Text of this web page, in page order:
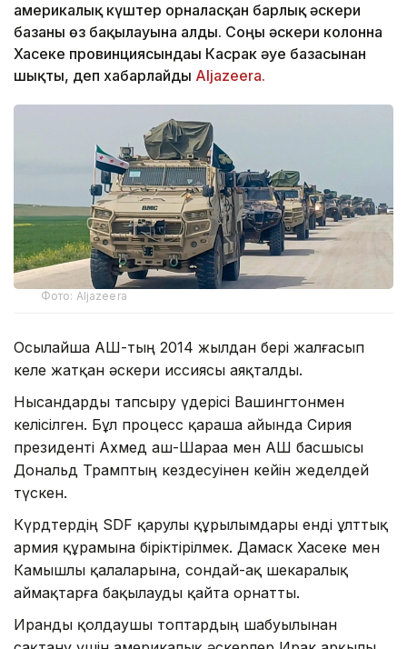
америкалық күштер орналасқан барлық әскери
базаны өз бақылауына алды. Соңғы әскери колонна
Хасеке провинциясындағы Касрак әуе базасынан
шықты, деп хабарлайды Aljazeera.
Фото: Aljazeera
Осылайша АҚШ-тың 2014 жылдан бері жалғасып
келе жатқан әскери иссиясы аяқталды.
Нысандарды тапсыру үдерісі Вашингтонмен
келісілген. Бұл процесс қараша айында Сирия
президенті Ахмед аш-Шараа мен АҚШ басшысы
Дональд Трамптың кездесуінен кейін жеделдей
түскен.
Күрдтердің SDF қарулы құрылымдары енді ұлттық
армия құрамына біріктірілмек. Дамаск Хасеке мен
Камышлы қалаларына, сондай-ақ шекаралық
аймақтарға бақылауды қайта орнатты.
Иранды қолдаушы топтардың шабуылынан